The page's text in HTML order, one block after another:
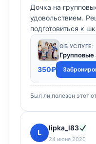
Дочка на
удовольствием.
подготовиться к
ОБ УСЛУГЕ:
Групповые
350₽
Был ли полезен этот
L
lipka_l83
24 июня 2020